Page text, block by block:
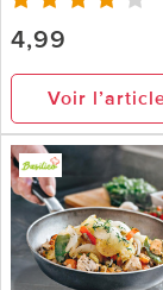
4,99
Voir